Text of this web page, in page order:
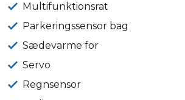
Multifunktionsrat
Parkeringssensor bag
Sædevarme for
Servo
Regnsensor